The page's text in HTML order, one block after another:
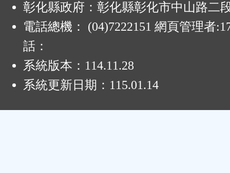
彰化縣政府：彰化縣彰化市中山路二
電話總機： (04)7222151 網頁管理者
話：
系統版本： 114.11.28
系統更新日期： 115.01.14